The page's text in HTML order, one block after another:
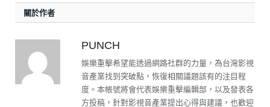
關於作者
PUNCH
娛樂重擊希望能透過網路社群的力量，為台灣影視
音產業找到突破點，恢復相關議題該有的注目程
度。本帳號將會代表娛樂重擊編輯部，以及發表各
方投稿，針對影視音產業提出心得與建議，也歡迎